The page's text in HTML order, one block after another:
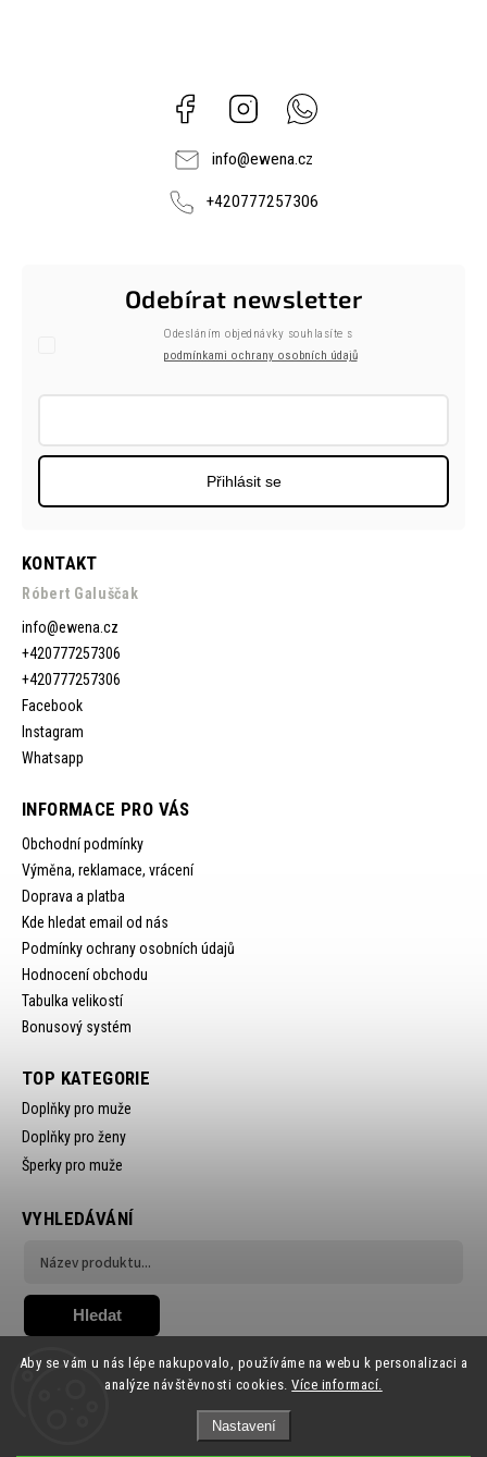
Aby se vám u nás lépe nakupovalo, používáme na webu k personalizaci a
analýze návštěvnosti cookies.Více informací.
Nastavení
Facebook Instagram
info@ewena.cz
+420777257306
KONTAKT
Róbert Galuščak
info@ewena.cz
+420777257306
+420777257306
Facebook
Instagram
Whatsapp
INFORMACE PRO VÁS
Obchodní podmínky
Výměna, reklamace, vrácení
Doprava a platba
Kde hledat email od nás
Podmínky ochrany osobních údajů
Hodnocení obchodu
Tabulka velikostí
Bonusový systém
Odebírat newsletter
Odesláním objednávky souhlasíte s
podmínkami ochrany osobních údajů
Přihlásit se
TOP KATEGORIE
Doplňky pro muže
Doplňky pro ženy
Šperky pro muže
VYHLEDÁVÁNÍ
Hledat